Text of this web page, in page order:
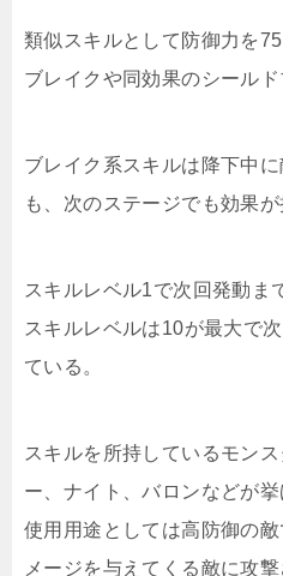
類似スキルとして防御力を
ブレイクや同効果のシールド
ブレイク系スキルは降下中
も、次のステージでも効果が
スキルレベル1で次回発動ま
スキルレベルは10が最大で
ている。
スキルを所持しているモン
ー、ナイト、バロンなどが挙
使用用途としては高防御の
メージを与えてくる敵に攻